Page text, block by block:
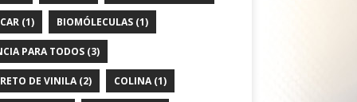
(1) BIOMÓLECULAS(1)
PARA TODOS(3)
DE VINILA(2) COLINA(1)